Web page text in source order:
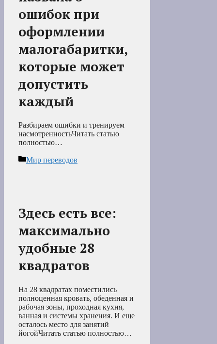
ошибок при
оформлении
малогабаритки,
которые может
допустить
каждый
Разбираем ошибки и тренируем
насмотренностьЧитать статью
полностью…
Рубрики
Мир переводов
Здесь есть все:
максимально
удобные 28
квадратов
На 28 квадратах поместились
полноценная кровать, обеденная и
рабочая зоны, проходная кухня,
ванная и системы хранения. И еще
осталось место для занятий
йогойЧитать статью полностью…